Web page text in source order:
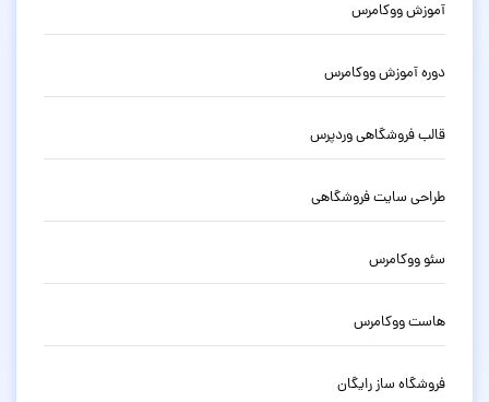
آموزش ووکامرس
دوره آموزش ووکامرس
قالب فروشگاهی وردپرس
طراحی سایت فروشگاهی
سئو ووکامرس
هاست ووکامرس
فروشگاه ساز رایگان